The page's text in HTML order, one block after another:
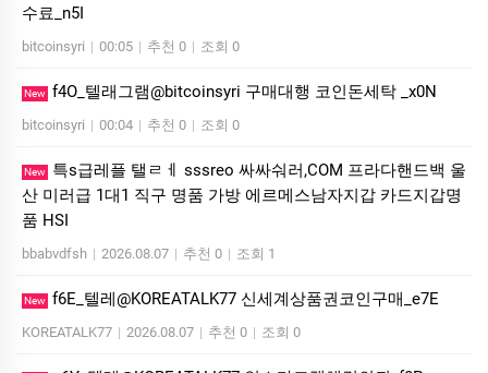
수료_n5I
bitcoinsyri | 00:05 | 추천 0 | 조회 0
New f4O_텔래그램@bitcoinsyri 구매대행 코인돈세탁 _x0N
bitcoinsyri | 00:04 | 추천 0 | 조회 0
New
특s급레플 탤ㄹㅔ sssreo 싸싸숴러,COM 프라다핸드백 울
산 미러급 1대1 직구 명품 가방 에르메스남자지갑 카드지갑명
품 HSI
bbabvdfsh | 2026.08.07 | 추천 0 | 조회 1
New f6E_텔레@KOREATALK77 신세계상품권코인구매_e7E
KOREATALK77 | 2026.08.07 | 추천 0 | 조회 0